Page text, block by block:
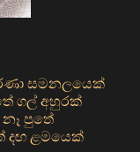
සමනලයෙක්
ගල් අහුරක්
පුතේ
දඟ ළමයෙක්